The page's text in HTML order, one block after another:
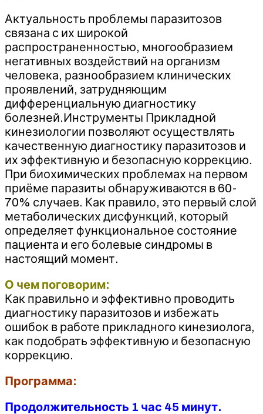
Актуальность проблемы паразитозов
связана с их широкой
распространенностью, многообразием
негативных воздействий на организм
человека, разнообразием клинических
проявлений, затрудняющим
дифференциальную диагностику
болезней.Инструменты Прикладной
кинезиологии позволяют осуществлять
качественную диагностику паразитозов и
их эффективную и безопасную коррекцию.
При биохимических проблемах на первом
приёме паразиты обнаруживаются в 60-
70% случаев. Как правило, это первый слой
метаболических дисфункций, который
определяет функциональное состояние
пациента и его болевые синдромы в
настоящий момент.
О чем поговорим:
Как правильно и эффективно проводить
диагностику паразитозов и избежать
ошибок в работе прикладного кинезиолога,
как подобрать эффективную и безопасную
коррекцию.
Программа:
Продолжительность 1 час 45 минут.